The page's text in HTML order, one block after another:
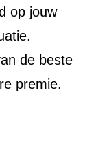
op jouw
de beste
premie.